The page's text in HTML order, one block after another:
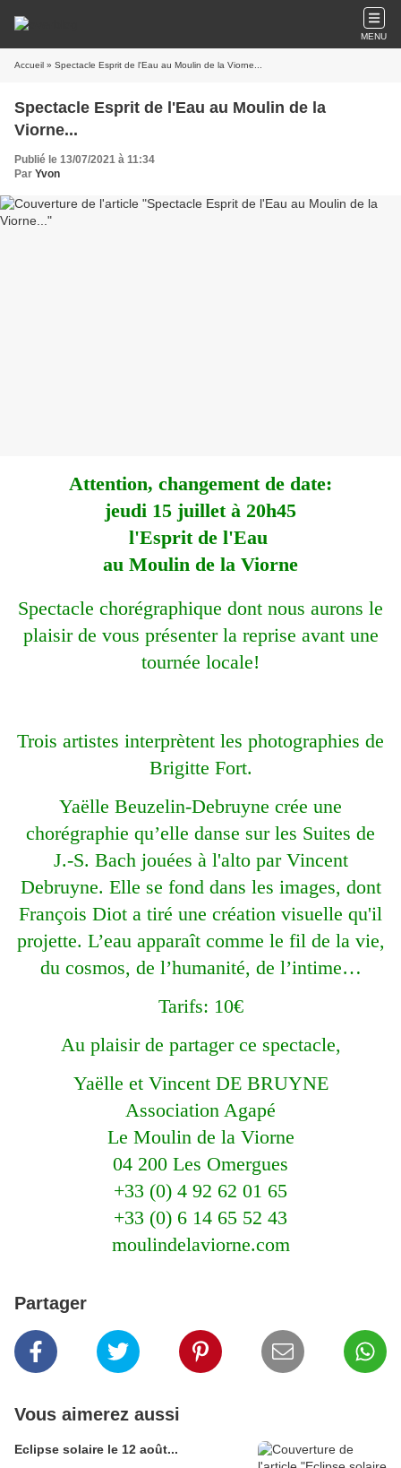
MENU
Accueil » Spectacle Esprit de l'Eau au Moulin de la Viorne...
Spectacle Esprit de l'Eau au Moulin de la
Viorne...
Publié le 13/07/2021 à 11:34
Par Yvon
Attention, changement de date:
jeudi 15 juillet à 20h45
l'Esprit de l'Eau
au Moulin de la Viorne
Spectacle chorégraphique dont nous aurons le
plaisir de vous présenter la reprise avant une
tournée locale!
Trois artistes interprètent les photographies de
Brigitte Fort.
Yaëlle Beuzelin-Debruyne crée une
chorégraphie qu’elle danse sur les Suites de
J.-S. Bach jouées à l'alto par Vincent
Debruyne. Elle se fond dans les images, dont
François Diot a tiré une création visuelle qu'il
projette. L’eau apparaît comme le fil de la vie,
du cosmos, de l’humanité, de l’intime…
Tarifs: 10€
Au plaisir de partager ce spectacle,
Yaëlle et Vincent DE BRUYNE
Association Agapé
Le Moulin de la Viorne
04 200 Les Omergues
+33 (0) 4 92 62 01 65
+33 (0) 6 14 65 52 43
moulindelaviorne.com
Partager
Vous aimerez aussi
Eclipse solaire le 12 août...